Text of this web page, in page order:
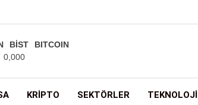
BİST
0,000
BITCOIN
KRIPTO SEKTÖRLER TEKNOLOJI